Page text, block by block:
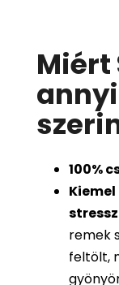
Miért
100%
remek
feltölt,